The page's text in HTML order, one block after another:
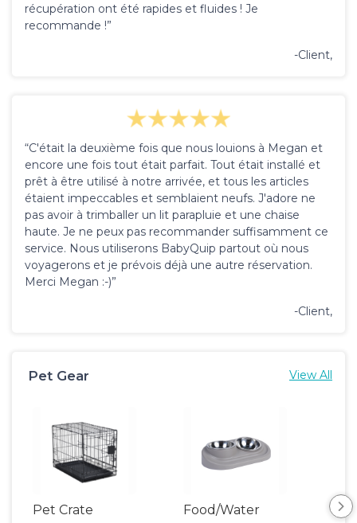
récupération ont été rapides et fluides ! Je
recommande !”
-Client,
“C'était la deuxième fois que nous louions à Megan et
encore une fois tout était parfait. Tout était installé et
prêt à être utilisé à notre arrivée, et tous les articles
étaient impeccables et semblaient neufs. J'adore ne
pas avoir à trimballer un lit parapluie et une chaise
haute. Je ne peux pas recommander suffisamment ce
service. Nous utiliserons BabyQuip partout où nous
voyagerons et je prévois déjà une autre réservation.
Merci Megan :-)”
-Client,
Pet Gear View All
Pet Crate
Food/Water